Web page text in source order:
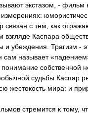
экстазом, - фильм
связан с тем, как
взгляде Каспара
убеждения. Трагизм -
сам называет
собственной
судьбы Каспар
жестокость мира: и
стремится к тому,